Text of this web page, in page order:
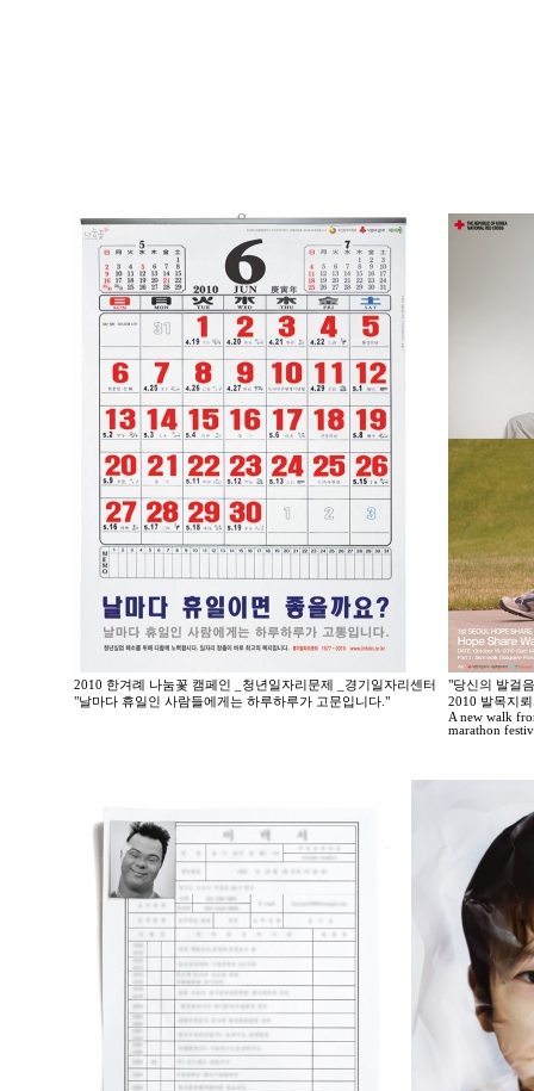
2010 한겨례 나눔꽃 캠페인 _청년일자리문제 _경기일자리센터
"날마다 휴일인 사람들에게는 하루하루가 고문입니다."
"당신의 발걸
2010 발목지
A new walk
marathon